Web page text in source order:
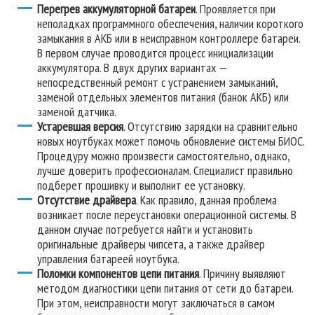
Перегрев аккумуляторной батареи. Проявляется при
неполадках программного обеспечения, наличии короткого
замыкания в АКБ или в неисправном контроллере батареи.
В первом случае проводится процесс инициализации
аккумулятора. В двух других вариантах —
непосредственный ремонт с устранением замыканий,
заменой отдельных элементов питания (банок АКБ) или
заменой датчика.
Устаревшая версия. Отсутствию зарядки на сравнительно
новых ноутбуках может помочь обновление системы БИОС.
Процедуру можно произвести самостоятельно, однако,
лучше доверить профессионалам. Специалист правильно
подберет прошивку и выполнит ее установку.
Отсутствие драйвера. Как правило, данная проблема
возникает после переустановки операционной системы. В
данном случае потребуется найти и установить
оригинальные драйверы чипсета, а также драйвер
управления батареей ноутбука.
Поломки компонентов цепи питания. Причину выявляют
методом диагностики цепи питания от сети до батареи.
При этом, неисправности могут заключаться в самом